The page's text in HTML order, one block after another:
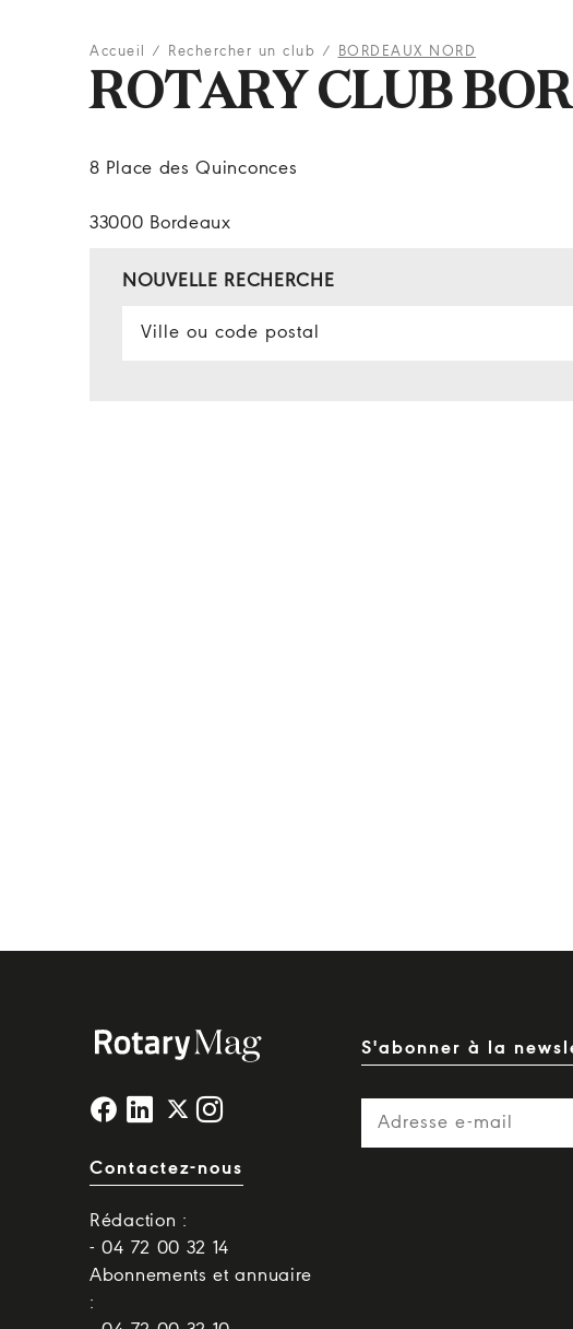
Accueil / Rechercher un club / BORDEAUX NORD
ROTARY CLUB
8 Place des Quinconces
33000 Bordeaux
NOUVELLE RECHERCHE
Contactez-nous
Rédaction :
- 04 72 00 32 14
Abonnements et annuaire
:
S'abonner à la